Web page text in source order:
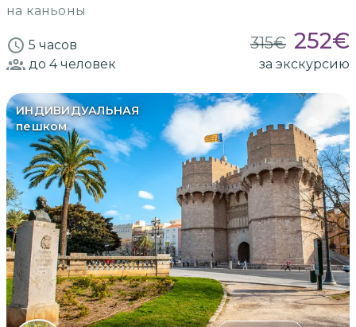
на каньоны
5 часов 315€ 252€
до 4человек за экскурсию
ИНДИВИДУАЛЬНАЯ
пешком